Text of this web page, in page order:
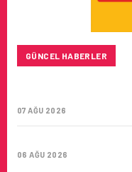
GÜNCEL HABERLER
07 AĞU 2026
06 AĞU 2026